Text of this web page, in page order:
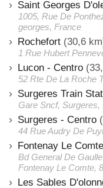
Saint Georges
1005, Rue De
georges, France
Rochefort (30,6
1 Rue Hubert
Lucon - Centro
52 Rte De La Roche
Surgeres Train
Gare Sncf, Surgeres,
Surgeres - Centro
44 Rue Audry De
Fontenay Le Comte
Bd General De
Fontenay Le Comte,
Les Sables